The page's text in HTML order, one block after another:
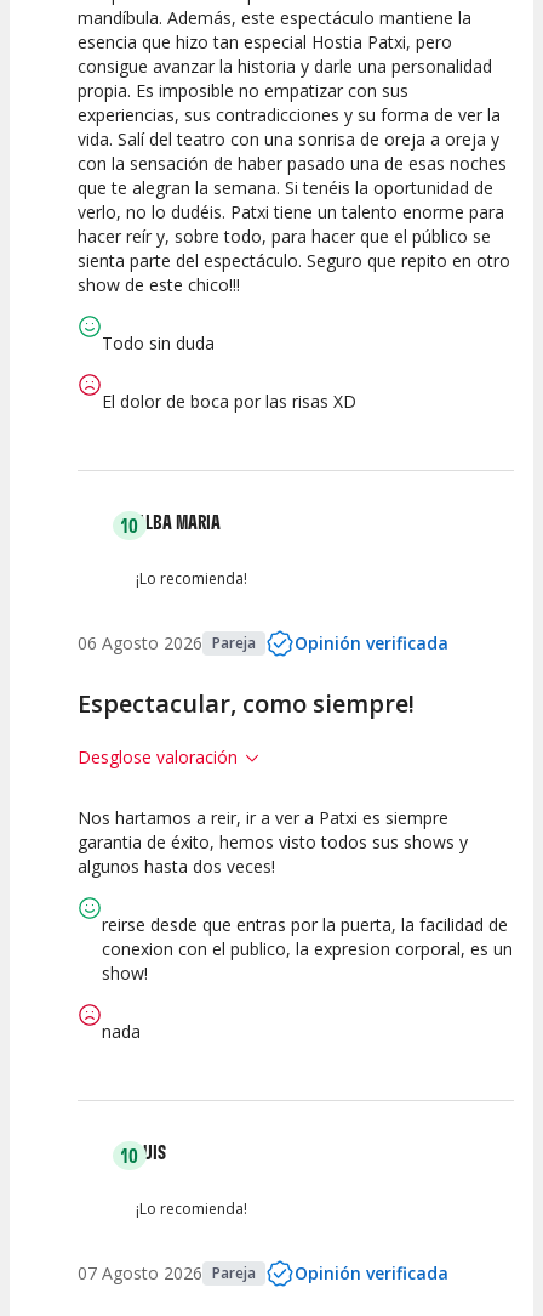
mandíbula. Además, este espectáculo mantiene la
esencia que hizo tan especial Hostia Patxi, pero
consigue avanzar la historia y darle una personalidad
propia. Es imposible no empatizar con sus
experiencias, sus contradicciones y su forma de ver la
vida. Salí del teatro con una sonrisa de oreja a oreja y
con la sensación de haber pasado una de esas noches
que te alegran la semana. Si tenéis la oportunidad de
verlo, no lo dudéis. Patxi tiene un talento enorme para
hacer reír y, sobre todo, para hacer que el público se
sienta parte del espectáculo. Seguro que repito en otro
show de este chico!!!
Todo sin duda
El dolor de boca por las risas XD
10ALBA MARIA
¡Lo recomienda!
06 Agosto 2026 Pareja Opinión verificada
Espectacular, como siempre!
Desglose valoración
10
Calidad del
10
Puesta en
10
Nos hartamos a reir, ir a ver a Patxi es siempre
garantia de éxito, hemos visto todos sus shows y
algunos hasta dos veces!
reirse desde que entras por la puerta, la facilidad de
conexion con el publico, la expresion corporal, es un
show!
nada
10LUIS
¡Lo recomienda!
07 Agosto 2026 Pareja Opinión verificada